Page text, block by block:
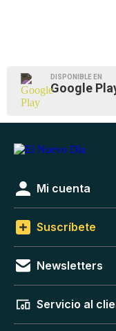
DISPONIBLE EN
Google
Mi cuenta
Suscríbete
Newsletters
Servicio al